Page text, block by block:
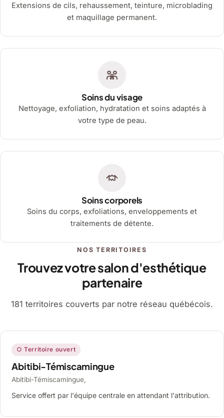
Extensions de cils, rehaussement, teinture, microblading
et maquillage permanent.
Soins du visage
Nettoyage, exfoliation, hydratation et soins adaptés à
votre type de peau.
Soins corporels
Soins du corps, exfoliations, enveloppements et
traitements de détente.
NOS TERRITOIRES
Trouvez votre salon d'esthétique
partenaire
181 territoires couverts par notre réseau québécois.
○ Territoire ouvert
Abitibi-Témiscamingue
Abitibi-Témiscamingue,
Service offert par l'équipe centrale en attendant l'attribution.